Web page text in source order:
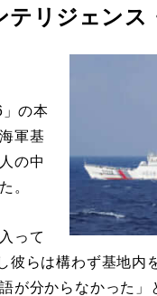
リジェンス
の本
軍基
の中
。
って
彼らは構わず基地内
が分からなかった」